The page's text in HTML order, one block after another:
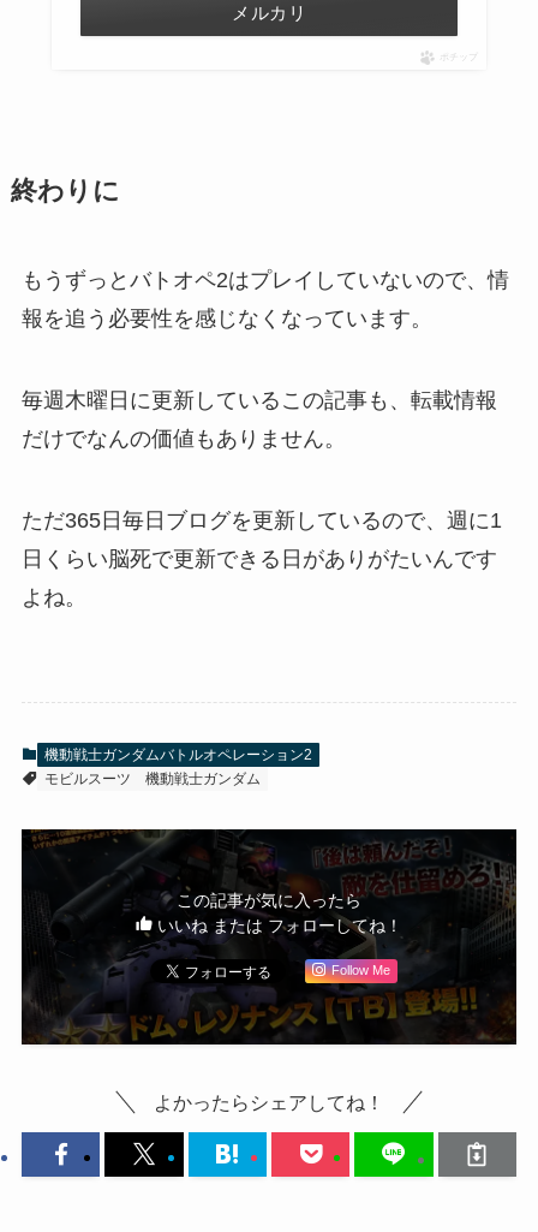
メルカリ
ポチップ
終わりに
もうずっとバトオペ2はプレイしていないので、情
報を追う必要性を感じなくなっています。
毎週木曜日に更新しているこの記事も、転載情報
だけでなんの価値もありません。
ただ365日毎日ブログを更新しているので、週に1
日くらい脳死で更新できる日がありがたいんです
よね。
機動戦士ガンダムバトルオペレーション2
モビルスーツ
機動戦士ガンダム
この記事が気に入ったら
いいね または フォローしてね！
Follow Me
よかったらシェアしてね！